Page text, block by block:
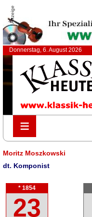
Anzeige
Donnerstag, 6. August 2026
≡
≡
Moritz Moszkowski
dt. Komponist
* 1854
23